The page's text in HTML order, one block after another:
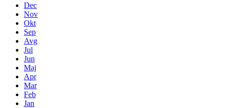
Dec
Nov
Okt
Sep
Avg
Jul
Jun
Maj
Apr
Mar
Feb
Jan